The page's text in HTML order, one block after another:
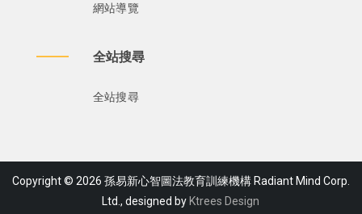
網站導覽
全站搜尋
全站搜尋
Copyright © 2026 孫易新心智圖法教育訓練機構 Radiant Mind Corp.
Ltd., designed by Ktrees Design